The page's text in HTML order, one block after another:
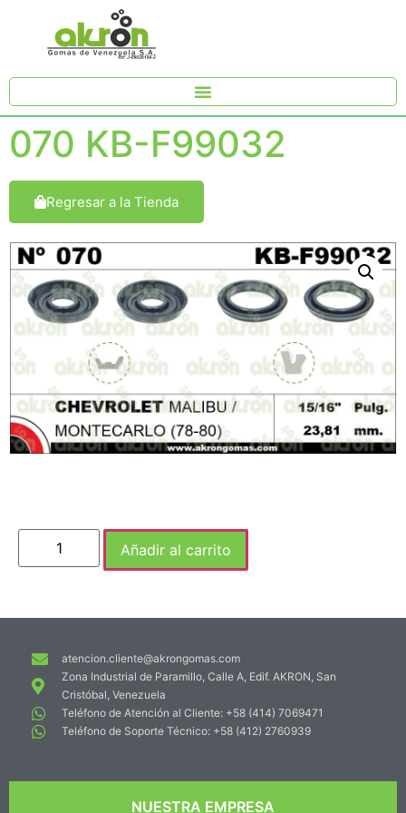
070 KB-F99032
Regresar a la Tienda
Añadir al carrito
atencion.cliente@akrongomas.com
Zona Industrial de Paramillo, Calle A, Edif. AKRON, San
Cristóbal, Venezuela
Teléfono de Atención al Cliente: +58 (414) 7069471
Teléfono de Soporte Técnico: +58 (412) 2760939
NUESTRA EMPRESA